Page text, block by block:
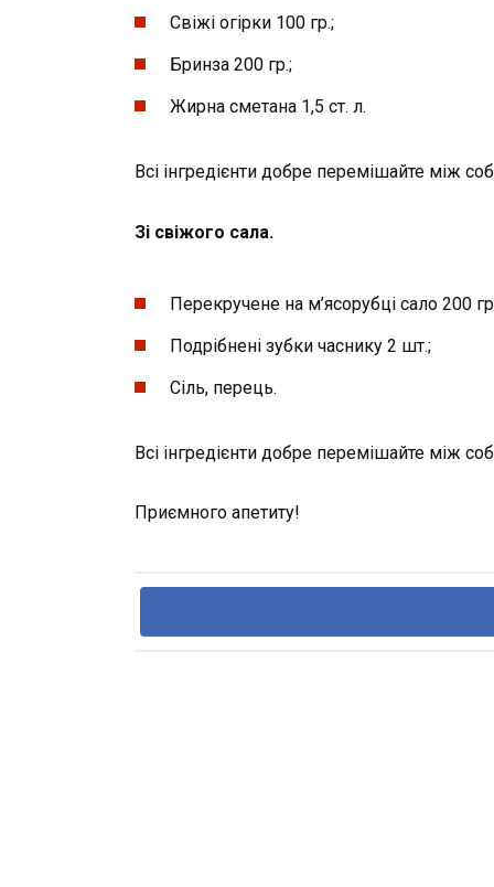
Свіжі огірки 100 гр.;
Бринза 200 гр.;
Жирна сметана 1,5 ст. л.
Всі інгредієнти добре перемішайте між
Зі свіжого сала.
Перекручене на м’ясорубці сало 200
Подрібнені зубки часнику 2 шт.;
Сіль, перець.
Всі інгредієнти добре перемішайте між
Приємного апетиту!